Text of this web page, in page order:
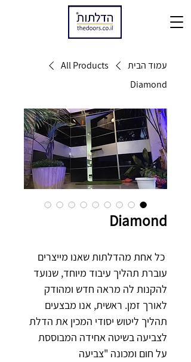
עמוד הבית
All Products
Diamond
Diamond
כל אחת מהדלתות שאנו מייצרים
עוברת תהליך עיבוד מיוחד, שנועד
להקנות לה מראה חדש ומהודק
לאורך זמן. ראשית, אנו מבצעים
תהליך ליטוש יסודי המכין את הדלת
לצביעה בשיטה אחידה המבוססת
על חום ומכונה "צביעה